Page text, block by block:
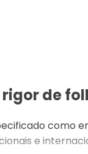
de
como
e